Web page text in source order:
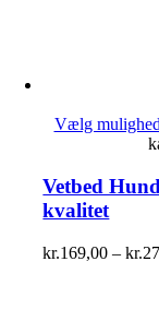
Vælg
Vetbed
kvalitet
kr.169,00 – kr.